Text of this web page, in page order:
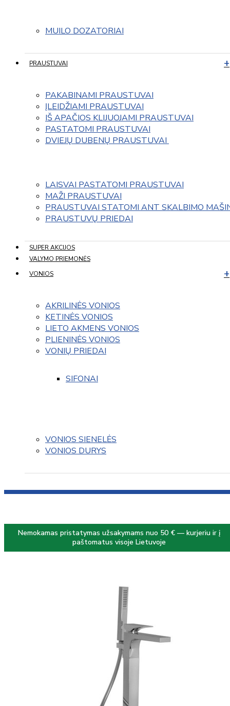
MUILO DOZATORIAI
PRAUSTUVAI
PAKABINAMI PRAUSTUVAI
ĮLEIDŽIAMI PRAUSTUVAI
IŠ APAČIOS KLIJUOJAMI PRAUSTUVAI
PASTATOMI PRAUSTUVAI
DVIEJŲ DUBENŲ PRAUSTUVAI
LAISVAI PASTATOMI PRAUSTUVAI
MAŽI PRAUSTUVAI
PRAUSTUVAI STATOMI ANT SKALBIMO
PRAUSTUVŲ PRIEDAI
SUPER AKCIJOS
VALYMO PRIEMONĖS
VONIOS
AKRILINĖS VONIOS
KETINĖS VONIOS
LIETO AKMENS VONIOS
PLIENINĖS VONIOS
VONIŲ PRIEDAI
SIFONAI
VONIOS SIENELĖS
VONIOS DURYS
Nemokamas pristatymas užsakymams nuo 50 € — kurjeriu ir į
paštomatus visoje Lietuvoje